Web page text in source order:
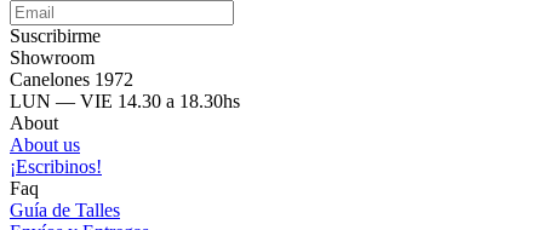
Suscribirme
Showroom
Canelones 1972
LUN — VIE 14.30 a 18.30hs
About
About us
¡Escribinos!
Faq
Guía de Talles